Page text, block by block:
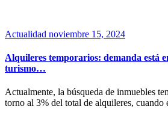
Actualidad noviembre 15, 2024
Alquileres temporarios: demanda está
turismo…
Actualmente, la búsqueda de inmuebles
torno al 3% del total de alquileres, cuando